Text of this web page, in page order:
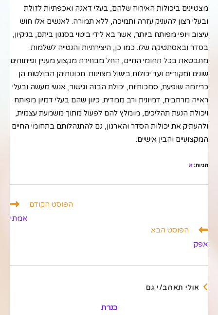
מצטיינים ביכולות האירוח שלהם, בעלי דאגה ואכפתיות לזולת
ובעלי רצון להעניק עזרה ותמיכה, ללא תמורה. לאנשים אלו חוש
עיצוב ויופי מפותח ביותר, אשר בא לידי ביטוי בסגנון ביתם, בניקיון,
בסדר ובאסתטיקה שלו. כמו כן, היצירתיות והנטייה לשלמות
מתבטאת בכל תחומי החיים, החל מבחירת מקצוע מעניין ופיתוחים
שונים ומקוריים ועד יכולות בישול מצוינות. תכונותיהן הבולטות הן
כריזמה שופעת, סמכותיות, יכולת הבנה וגישור, אנשי מעשה ובעלי
ראייה מרחבית, דמיונית ורב ממדית. כיוון שהם בעלי דמיון מפותח
ויכולת הנעת תהליכים, מומלץ להם לפעול מתוך משמעת עצמית,
ולהעתיק את יכולות הסדר והארגון, גם להתנהלותם בתחומי החיים
המקצועיים והבין אישיים.
תגיות: א
הפוסט הקודם
אמתי
הפוסט הבא
אפק
אולי תאהב/י גם
כנרת